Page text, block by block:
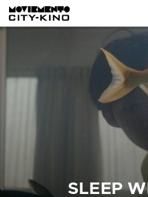
Direkt zum Inhalt
SLEEP